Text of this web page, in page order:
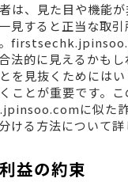
は、見た目や機能
見すると正当な取引
。
法的に見えるかも
を見抜くためには
ことが重要です。
に似た
ける方法について詳
益の約束